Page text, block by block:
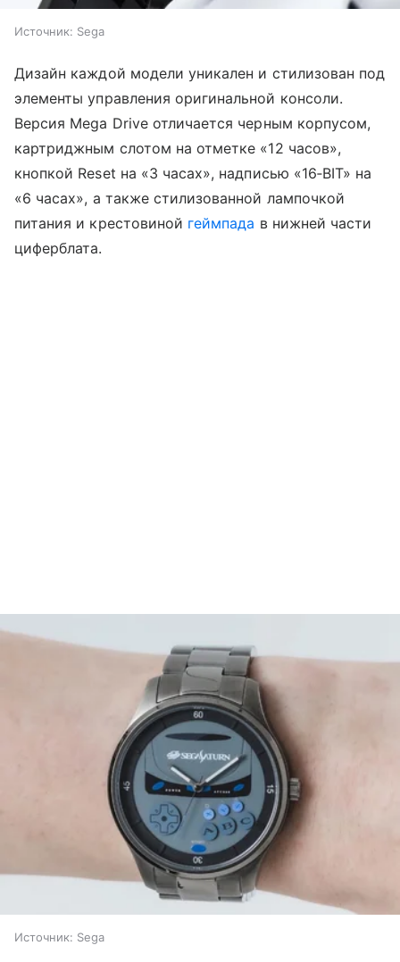
Источник: Sega
Дизайн каждой модели уникален и стилизован под
элементы управления оригинальной консоли.
Версия Mega Drive отличается черным корпусом,
картриджным слотом на отметке «12 часов»,
кнопкой Reset на «3 часах», надписью «16‑BIT» на
«6 часах», а также стилизованной лампочкой
питания и крестовиной геймпада в нижней части
циферблата.
Источник: Sega